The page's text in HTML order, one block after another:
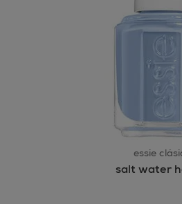
essie
salt water